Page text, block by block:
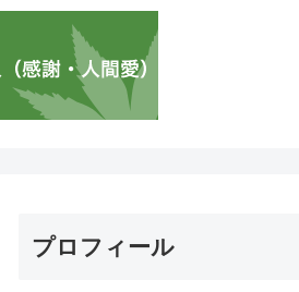
プロフィール